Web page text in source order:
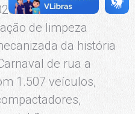
a Comlurb
de limpeza
da história
de rua a
1.507 veículos,